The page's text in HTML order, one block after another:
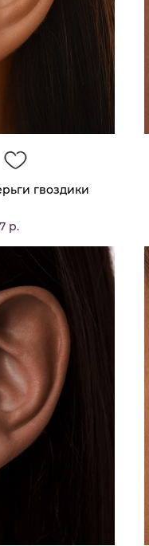
гвоздики
р.